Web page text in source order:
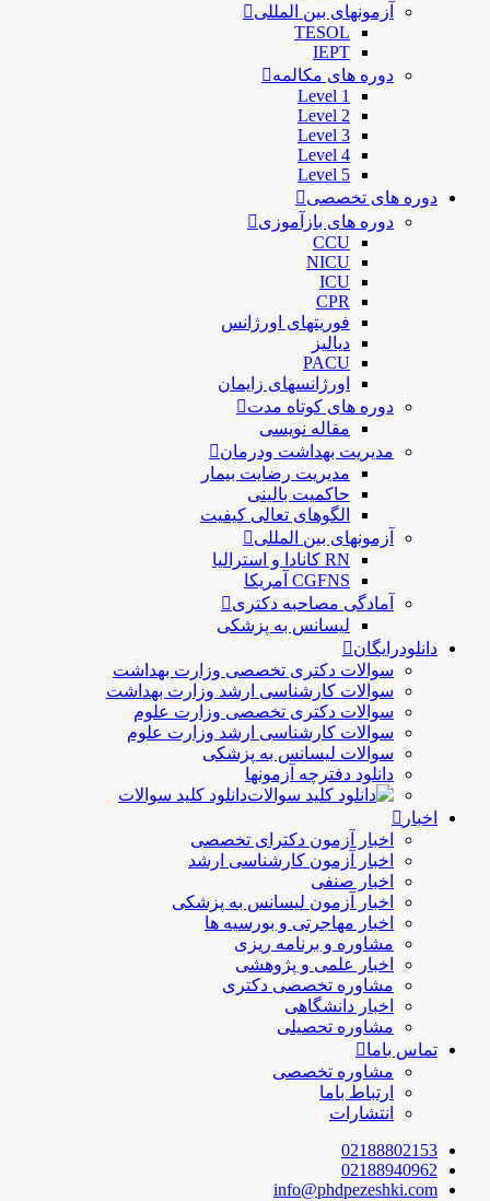
آزمونهای بین المللی
TESOL
IEPT
دوره های مکالمه
Level 1
Level 2
Level 3
Level 4
Level 5
دوره های تخصصی
دوره های بازآموزی
CCU
NICU
ICU
CPR
فوریتهای اورژانس
دیالیز
PACU
اورژانسهای زایمان
دوره های کوتاه مدت
مقاله نویسی
مدیریت بهداشت ودرمان
مديريت رضايت بيمار
حاكميت بالينی
الگوهای تعالی کيفيت
آزمونهای بین المللی
RN کانادا و استرالیا
CGFNS آمریکا
آمادگی مصاحبه دکتری
لیسانس به پزشکی
دانلودرایگان
سوالات دکتری تخصصی وزارت بهداشت
سوالات کارشناسی ارشد وزارت بهداشت
سوالات دکتری تخصصی وزارت علوم
سوالات کارشناسی ارشد وزارت علوم
سوالات لیسانس به پزشکی
دانلود دفترچه آزمونها
دانلود کلید سوالات
اخبار
اخبار آزمون دکترای تخصصی
اخبار آزمون کارشناسی ارشد
اخبار صنفی
اخبار آزمون لیسانس به پزشکی
اخبار مهاجرتی و بورسیه ها
مشاوره و برنامه ریزی
اخبار علمی و پژوهشی
مشاوره تخصصی دکتری
اخبار دانشگاهی
مشاوره تحصیلی
تماس باما
مشاوره تخصصی
ارتباط باما
انتشارات
02188802153
02188940962
info@phdpezeshki.com